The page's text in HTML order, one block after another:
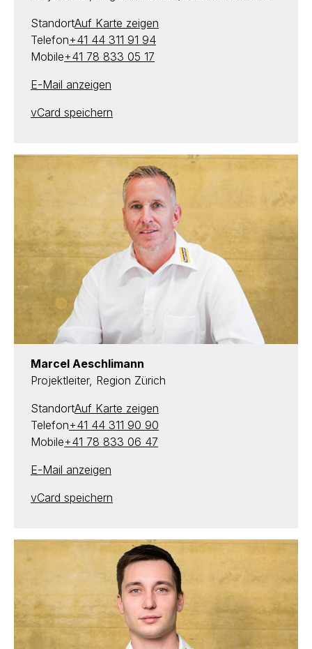
StandortAuf Karte zeigen
Telefon+41 44 311 91 94
Mobile+41 78 833 05 17
E-Mail anzeigen
vCard speichern
Marcel Aeschlimann
Projektleiter, Region Zürich
StandortAuf Karte zeigen
Telefon+41 44 311 90 90
Mobile+41 78 833 06 47
E-Mail anzeigen
vCard speichern